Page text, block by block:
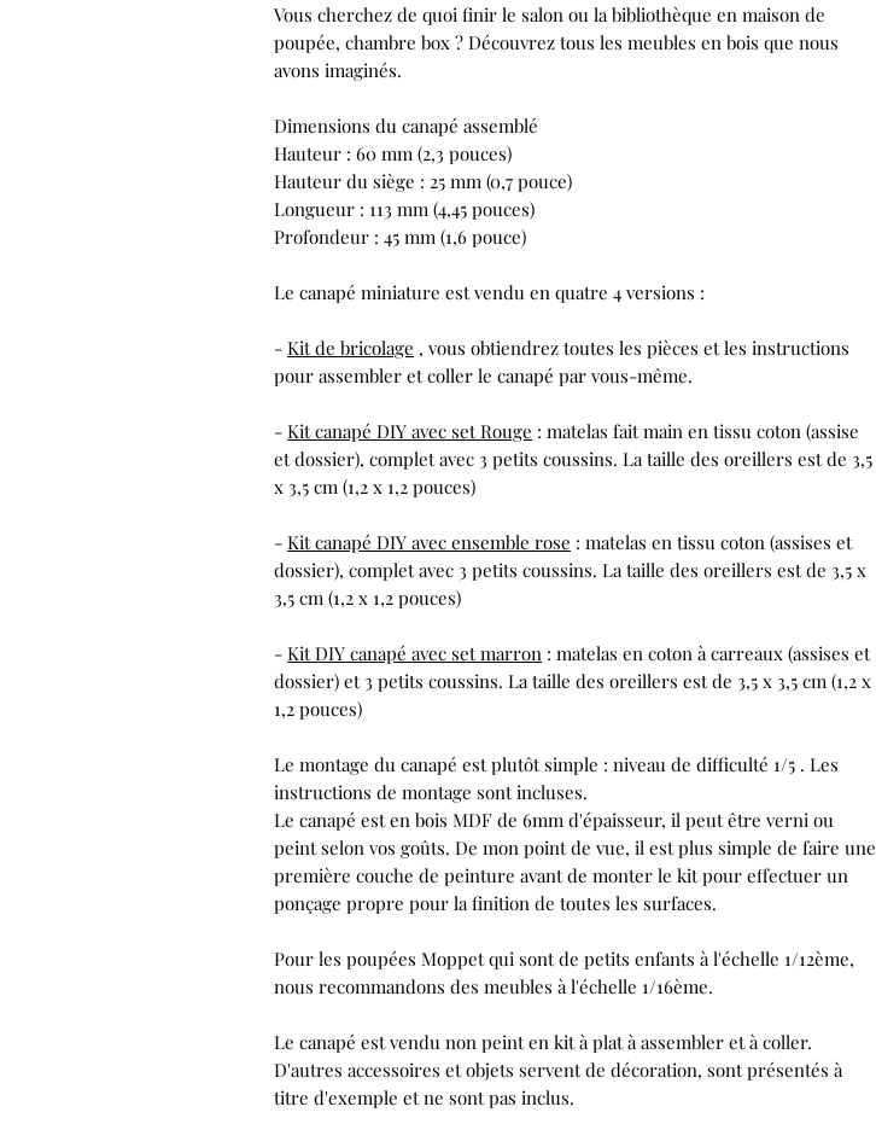
Vous cherchez de quoi finir le salon ou la bibliothèque en maison de
poupée, chambre box ? Découvrez tous les meubles en bois que nous
avons imaginés.
Dimensions du canapé assemblé
Hauteur : 60 mm (2,3 pouces)
Hauteur du siège : 25 mm (0,7 pouce)
Longueur : 113 mm (4,45 pouces)
Profondeur : 45 mm (1,6 pouce)
Le canapé miniature est vendu en quatre 4 versions :
- Kit de bricolage , vous obtiendrez toutes les pièces et les instructions
pour assembler et coller le canapé par vous-même.
- Kit canapé DIY avec set Rouge : matelas fait main en tissu coton (assise
et dossier), complet avec 3 petits coussins. La taille des oreillers est de 3,5
x 3,5 cm (1,2 x 1,2 pouces)
- Kit canapé DIY avec ensemble rose : matelas en tissu coton (assises et
dossier), complet avec 3 petits coussins. La taille des oreillers est de 3,5 x
3,5 cm (1,2 x 1,2 pouces)
- Kit DIY canapé avec set marron : matelas en coton à carreaux (assises et
dossier) et 3 petits coussins. La taille des oreillers est de 3,5 x 3,5 cm (1,2 x
1,2 pouces)
Le montage du canapé est plutôt simple : niveau de difficulté 1/5 . Les
instructions de montage sont incluses.
Le canapé est en bois MDF de 6mm d'épaisseur, il peut être verni ou
peint selon vos goûts. De mon point de vue, il est plus simple de faire une
première couche de peinture avantde monter le kit pour effectuer un
ponçage propre pour la finition de toutes les surfaces.
Pour les poupées Moppet qui sont de petits enfants à l'échelle 1/12ème,
nous recommandons des meubles à l'échelle 1/16ème.
Le canapé est vendu non peinten kit à plat à assembler et à coller.
D'autres accessoires et objets servent de décoration, sont présentés à
titre d'exemple et ne sont pas inclus.